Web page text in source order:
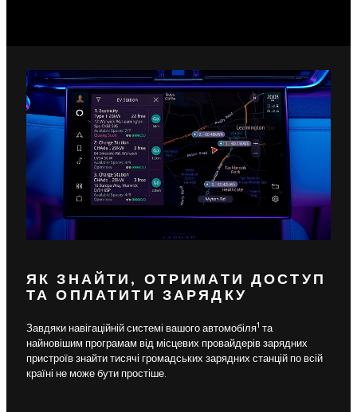
ЯК ЗНАЙТИ, ОТРИМАТИ ДОСТУП
ТА ОПЛАТИТИ ЗАРЯДКУ
Завдяки навігаційній системі вашого автомобіля1 та
найновішим програмам від місцевих провайдерів зарядних
пристроїв знайти тисячі громадських зарядних станцій по всій
країні не може бути простіше.